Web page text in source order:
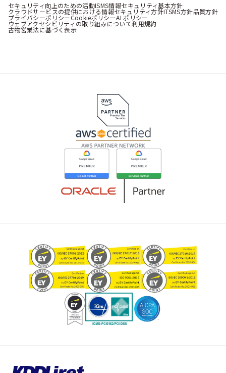
セキュリティ向上のための活動ISMS情報セキュリティ基本方針
クラウドサービスの提供における情報セキュリティ方針ITSMS方針品質方針
プライバシーポリシーCookieポリシーAI ポリシー
ウェブアクセシビリティの取り組みについて利用規約
古物営業法に基づく表示